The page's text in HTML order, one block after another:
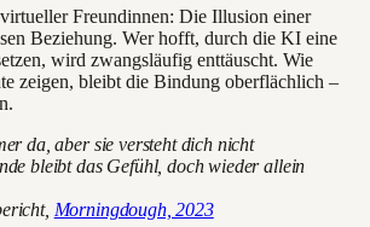
Freundinnen: Die Illusion einer
Beziehung. Wer hofft, durch die KI eine
wird zwangsläufig enttäuscht. Wie
zeigen, bleibt die Bindung oberflächlich –
da, aber sie versteht dich nicht
bleibt das Gefühl, doch wieder allein
Morningdough, 2023